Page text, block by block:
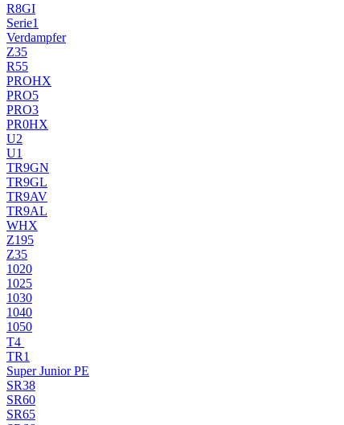
R8GI
Serie1
Verdampfer
Z35
R55
PROHX
PRO5
PRO3
PR0HX
U2
U1
TR9GN
TR9GL
TR9AV
TR9AL
WHX
Z195
Z35
1020
1025
1030
1040
1050
T4
TR1
Super Junior PE
SR38
SR60
SR65